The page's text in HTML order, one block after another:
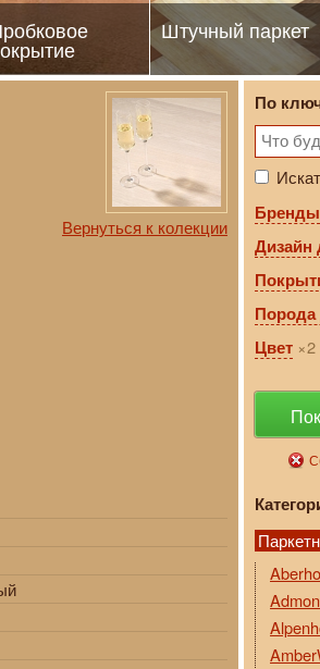
Штучный паркет
Вернуться к колекции
По
Бренды
Дизайн
Порода
Цвет
2